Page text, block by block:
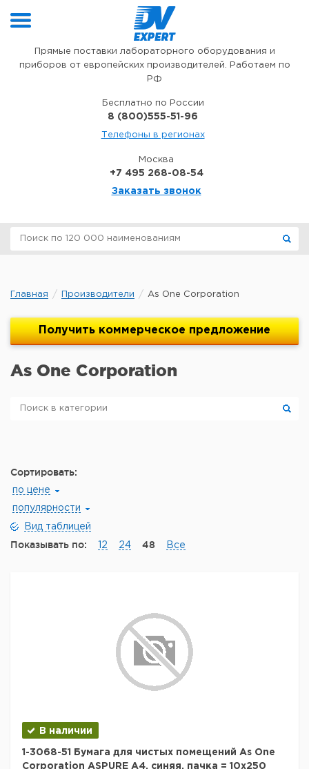
Прямые поставки лабораторного оборудования и
приборов от европейских производителей. Работаем по
РФ
Бесплатно по России
8 (800)555-51-96
Телефоны в регионах
Москва
+7 495 268-08-54
Заказать звонок
Главная Производители As One Corporation
Получить коммерческое предложение
As One Corporation
Сортировать:
по цене
популярности
Вид таблицей
Показывать по: 12 24 48 Все
В наличии
1-3068-51 Бумага для чистых помещений As One
Corporation ASPURE A4, синяя, пачка = 10х250